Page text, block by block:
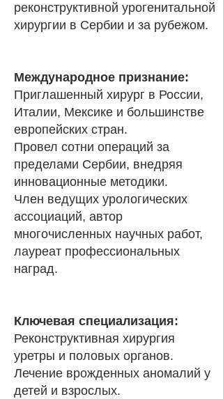
реконструктивной урогенитальной
хирургии в Сербии и за рубежом.
Международное признание:
Приглашенный хирург в России,
Италии, Мексике и большинстве
европейских стран.
Провел сотни операций за
пределами Сербии, внедряя
инновационные методики.
Член ведущих урологических
ассоциаций, автор
многочисленных научных работ,
лауреат профессиональных
наград.
Ключевая специализация:
Реконструктивная хирургия
уретры и половых органов.
Лечение врожденных аномалий у
детей и взрослых.